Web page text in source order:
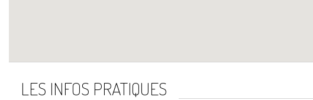
LES INFOS PRATIQUES